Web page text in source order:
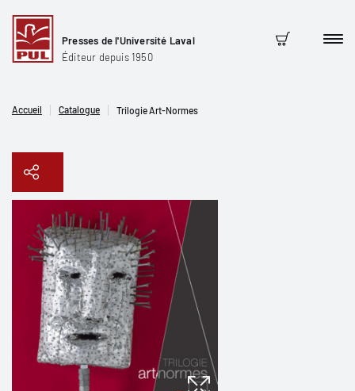
Presses de l'Université Laval
Éditeur depuis 1950
Panier
Accueil Catalogue Trilogie Art-Normes
Copier le lien